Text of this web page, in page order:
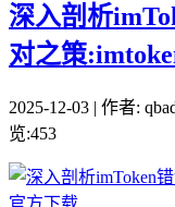
深入剖析
对之策
2025-12-03 | 作者:
览:453